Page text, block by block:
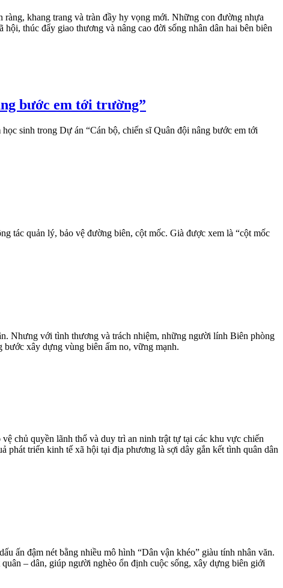
khang trang và tràn đầy hy vọng mới. Những con đường nhựa
thúc đẩy giao thương và nâng cao đời sống nhân dân hai bên biên
bước em tới trường”
sinh trong Dự án “Cán bộ, chiến sĩ Quân đội nâng bước em tới
tác quản lý, bảo vệ đường biên, cột mốc. Già được xem là “cột mốc
Nhưng với tình thương và trách nhiệm, những người lính Biên phòng
xây dựng vùng biên ấm no, vững mạnh.
chủ quyền lãnh thổ và duy trì an ninh trật tự tại các khu vực chiến
triển kinh tế xã hội tại địa phương là sợi dây gắn kết tình quân dân
ấn đậm nét bằng nhiều mô hình “Dân vận khéo” giàu tính nhân văn.
– dân, giúp người nghèo ổn định cuộc sống, xây dựng biên giới